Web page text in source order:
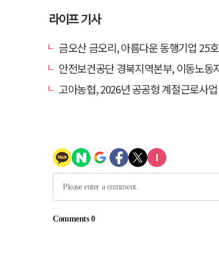
라이프 기사
금오산 금오리, 아름다운 동행기업 25
안전보건공단 경북지역본부, 이동노동자 온
고아농협, 2026년 공공형 계절근로사업 성료… 농가